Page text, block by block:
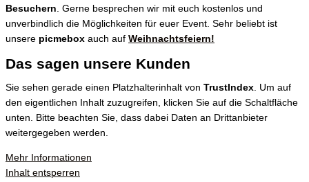
Besuchern. Gerne besprechen wir mit euch kostenlos und
unverbindlich die Möglichkeiten für euer Event. Sehr beliebt ist
unsere picmebox auch auf Weihnachtsfeiern!
Das sagen unsere Kunden
Sie sehen gerade einen Platzhalterinhalt von TrustIndex. Um auf
den eigentlichen Inhalt zuzugreifen, klicken Sie auf die Schaltfläche
unten. Bitte beachten Sie, dass dabei Daten an Drittanbieter
weitergegeben werden.
Mehr Informationen
Inhalt entsperren